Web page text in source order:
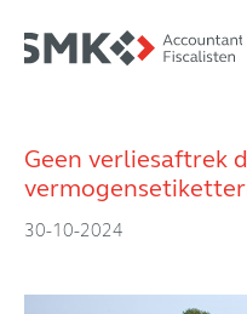
Geen verliesaftrek
30-10-2024